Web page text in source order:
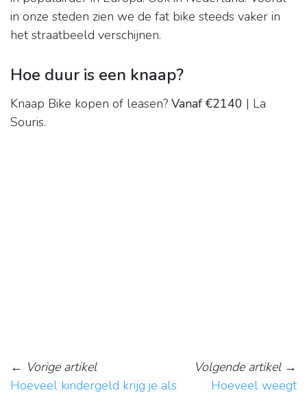
in onze steden zien we de fat bike steeds vaker in
het straatbeeld verschijnen.
Hoe duur is een knaap?
Knaap Bike kopen of leasen? Vanaf €2140 | La
Souris.
← Vorige artikel
Hoeveel kindergeld krijg je als
Volgende artikel→
Hoeveel weegt